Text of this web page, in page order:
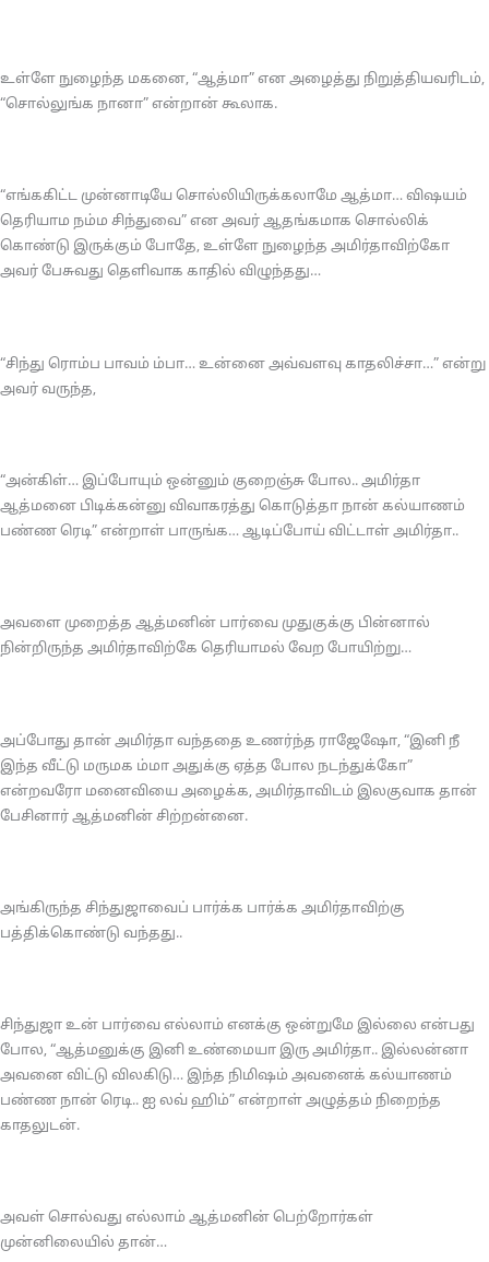
உள்ளே நுழைந்த மகனை, “ஆத்மா” என அழைத்து நிறுத்தியவரிடம்,
“சொல்லுங்க நானா” என்றான் கூலாக.
“எங்ககிட்ட முன்னாடியே சொல்லியிருக்கலாமே ஆத்மா… விஷயம்
தெரியாம நம்ம சிந்துவை” என அவர் ஆதங்கமாக சொல்லிக்
கொண்டு இருக்கும் போதே, உள்ளே நுழைந்த அமிர்தாவிற்கோ
அவர் பேசுவது தெளிவாக காதில் விழுந்தது…
“சிந்து ரொம்ப பாவம் ம்பா… உன்னை அவ்வளவு காதலிச்சா…” என்று
அவர் வருந்த,
“அன்கிள்… இப்போயும் ஒன்னும் குறைஞ்சு போல.. அமிர்தா
ஆத்மனை பிடிக்கன்னு விவாகரத்து கொடுத்தா நான் கல்யாணம்
பண்ண ரெடி” என்றாள் பாருங்க… ஆடிப்போய் விட்டாள் அமிர்தா..
அவளை முறைத்த ஆத்மனின் பார்வை முதுகுக்கு பின்னால்
நின்றிருந்த அமிர்தாவிற்கே தெரியாமல் வேற போயிற்று…
அப்போது தான் அமிர்தா வந்ததை உணர்ந்த ராஜேஷோ, “இனி நீ
இந்த வீட்டு மருமக ம்மா அதுக்கு ஏத்த போல நடந்துக்கோ”
என்றவரோ மனைவியை அழைக்க, அமிர்தாவிடம் இலகுவாக தான்
பேசினார் ஆத்மனின் சிற்றன்னை.
அங்கிருந்த சிந்துஜாவைப் பார்க்க பார்க்க அமிர்தாவிற்கு
பத்திக்கொண்டு வந்தது..
சிந்துஜா உன் பார்வை எல்லாம் எனக்கு ஒன்றுமே இல்லை என்பது
போல, “ஆத்மனுக்கு இனி உண்மையா இரு அமிர்தா.. இல்லன்னா
அவனை விட்டு விலகிடு… இந்த நிமிஷம் அவனைக் கல்யாணம்
பண்ண நான் ரெடி.. ஐ லவ் ஹிம்” என்றாள் அழுத்தம் நிறைந்த
காதலுடன்.
அவள் சொல்வது எல்லாம் ஆத்மனின் பெற்றோர்கள்
முன்னிலையில் தான்…